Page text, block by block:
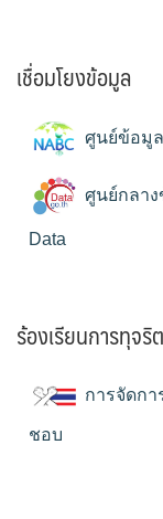
เชื่อมโยงข้อมูล
ศูนย์ข้อมู
ศูนย์กลาง
Data
ร้องเรียนการทุจ
การจัดกา
ชอบ